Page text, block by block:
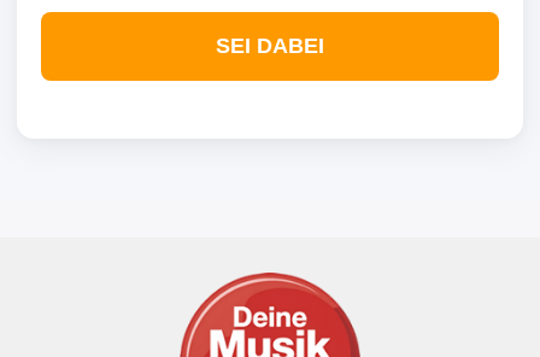
SEI DABEI